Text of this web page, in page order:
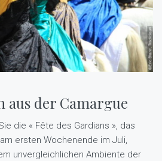
aus der Camargue
die « Fête des Gardians », das
ersten Wochenende im Juli,
unvergleichlichen Ambiente der